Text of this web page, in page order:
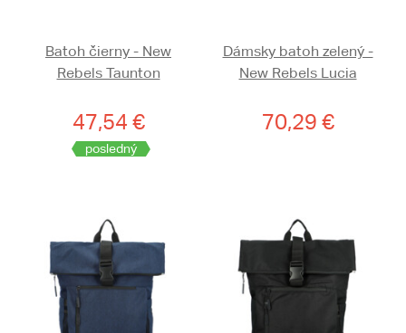
Batoh čierny - New
Rebels Taunton
47,54 €
posledný
Dámsky batoh zelený -
New Rebels Lucia
70,29 €